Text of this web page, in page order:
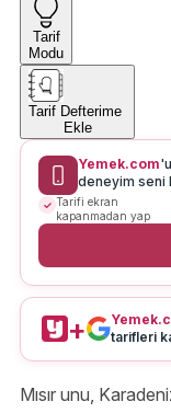
Tarif
Modu
Tarif Defterime
Ekle
Yemek.com
deneyim seni
Tarifi ekran
kapanmadan yap
+
tarifleri
Mısır unu,